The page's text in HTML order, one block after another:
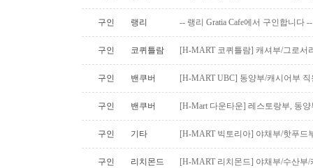
구인 랭리 -- 랭리 Gratia Cafe에서 구인합니다 --
구인 코퀴틀람 [H-MART 코퀴틀람] 캐셔부/그로서
구인 밴쿠버 [H-MART UBC] 동양부/캐시어부
구인 밴쿠버 [H-Mart 다운타운] 레스토랑부, 동
구인 기타 [H-MART 빅토리아] 야채부/핫푸드
구인 리치몬드 [H-MART 리치몬드] 야채부/수산부